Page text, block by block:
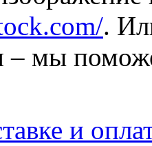
.
мы
и